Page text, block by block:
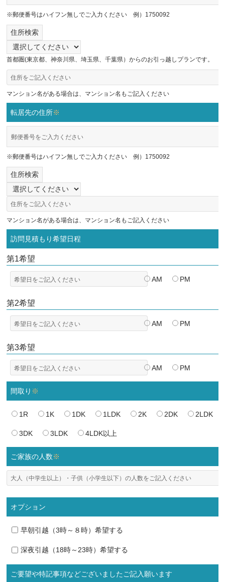
※郵便番号はハイフン無しでご入力ください 例）1750092
住所検索
首都圏(東京都、神奈川県、埼玉県、千葉県）からのお引っ越しプランです。
マンション名がある場合は、マンション名もご記入ください
転居先の住所※
※郵便番号はハイフン無しでご入力ください 例）1750092
住所検索
マンション名がある場合は、マンション名もご記入ください
訪問見積もり希望日程
第1希望
AM PM
第2希望
AM PM
第3希望
AM PM
間取り ※
1R 1K 1DK 1LDK 2K 2DK 2LDK
3DK 3LDK 4LDK以上
ご家族の人数※
オプション
早朝引越（3時～８時）希望する
深夜引越（18時～23時）希望する
ご要望や特記事項などございましたご記入願います